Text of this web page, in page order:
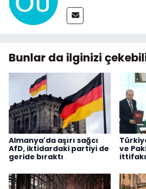
Bunlar da ilginizi
Almanya'da aşırı sağcı
AfD, iktidardaki partiyi de
geride bıraktı
ve
ittifakı